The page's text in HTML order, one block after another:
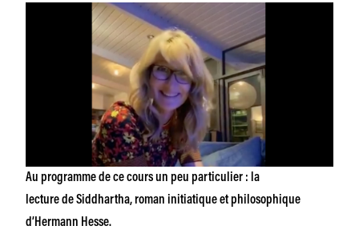
Au programme de ce cours un peu particulier : la
lecture deSiddhartha,roman initiatique et philosophique
d’Hermann Hesse.